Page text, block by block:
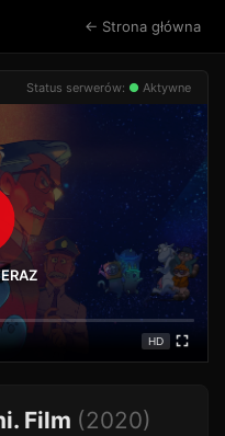
← Strona główna
Status serwerów: ● Aktywne
HD
Film (2020)